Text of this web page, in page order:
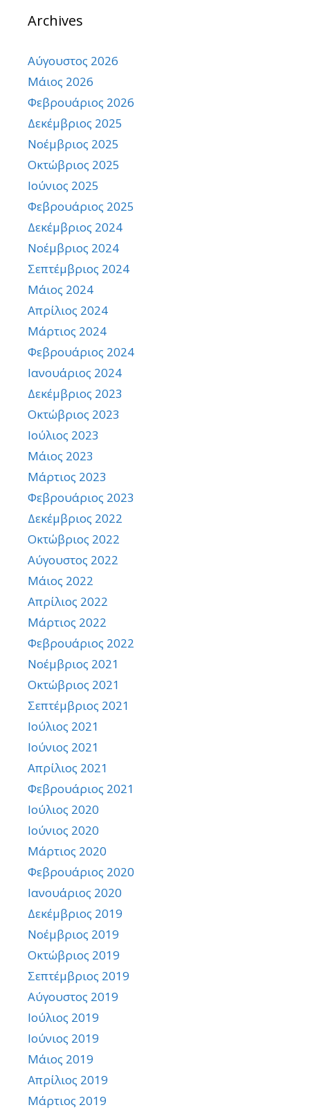
Archives
Αύγουστος 2026
Μάιος 2026
Φεβρουάριος 2026
Δεκέμβριος 2025
Νοέμβριος 2025
Οκτώβριος 2025
Ιούνιος 2025
Φεβρουάριος 2025
Δεκέμβριος 2024
Νοέμβριος 2024
Σεπτέμβριος 2024
Μάιος 2024
Απρίλιος 2024
Μάρτιος 2024
Φεβρουάριος 2024
Ιανουάριος 2024
Δεκέμβριος 2023
Οκτώβριος 2023
Ιούλιος 2023
Μάιος 2023
Μάρτιος 2023
Φεβρουάριος 2023
Δεκέμβριος 2022
Οκτώβριος 2022
Αύγουστος 2022
Μάιος 2022
Απρίλιος 2022
Μάρτιος 2022
Φεβρουάριος 2022
Νοέμβριος 2021
Οκτώβριος 2021
Σεπτέμβριος 2021
Ιούλιος 2021
Ιούνιος 2021
Απρίλιος 2021
Φεβρουάριος 2021
Ιούλιος 2020
Ιούνιος 2020
Μάρτιος 2020
Φεβρουάριος 2020
Ιανουάριος 2020
Δεκέμβριος 2019
Νοέμβριος 2019
Οκτώβριος 2019
Σεπτέμβριος 2019
Αύγουστος 2019
Ιούλιος 2019
Ιούνιος 2019
Μάιος 2019
Απρίλιος 2019
Μάρτιος 2019